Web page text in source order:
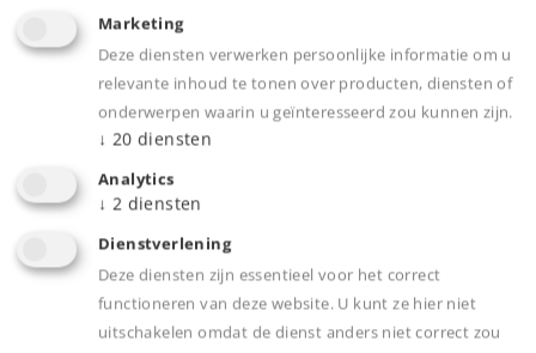
Dealer zoeken
Downloads
Marketing
Deze diensten verwerken persoonlijke informatie om u
relevante inhoud te tonen over producten, diensten of
onderwerpen waarin u geïnteresseerd zou kunnen zijn.
↓ 20 diensten
Analytics
↓ 2 diensten
Dienstverlening
Deze diensten zijn essentieel voor het correct
functioneren van deze website. U kunt ze hier niet
uitschakelen omdat de dienst anders niet correct zou